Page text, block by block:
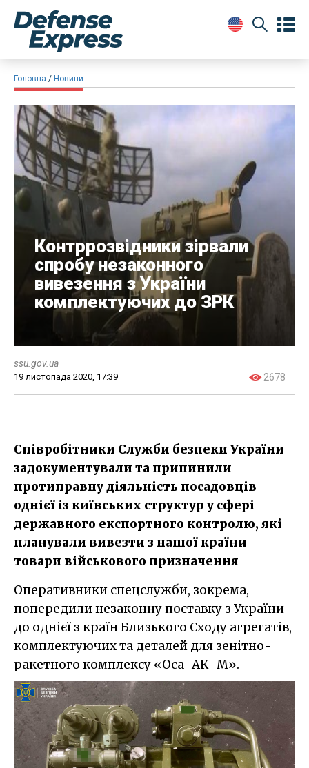
Головна Новини
​Контррозвідники зірвали
спробу незаконного
вивезення з України
комплектуючих до ЗРК
ssu.gov.ua
19 листопада 2020, 17:39 2678
Співробітники Служби безпеки України
задокументували та припинили
протиправну діяльність посадовців
однієї із київських структур у сфері
державного експортного контролю, які
планували вивезти з нашої країни
товари військового призначення
Оперативники спецслужби, зокрема,
попередили незаконну поставку з України
до однієї з країн Близького Сходу агрегатів,
комплектуючих та деталей для зенітно-
ракетного комплексу «Оса-АК-М».